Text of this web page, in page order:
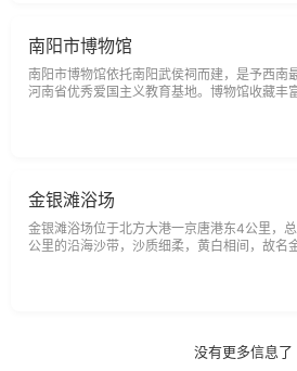
南阳市博物馆
南阳市博物馆依托南阳武侯祠而建，是予西南
河南省优秀爱国主义教育基地。博物馆收藏丰
职称3人，中级职称6人，初级职称18人。南
金银滩浴场
金银滩浴场位于北方大港一京唐港东4公里，
公里的沿海沙带，沙质细柔，黄白相间，故名
没有更多信息了